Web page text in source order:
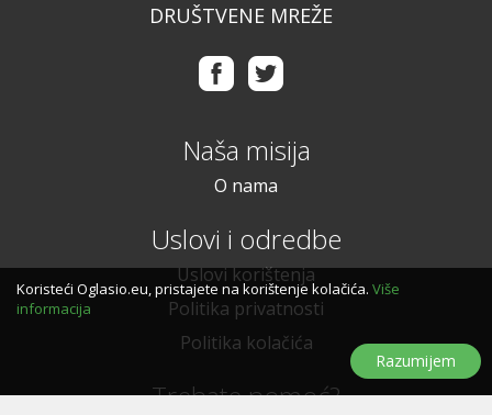
DRUŠTVENE MREŽE
Naša misija
O nama
Uslovi i odredbe
Uslovi korištenja
Politika privatnosti
Politika kolačića
Trebate pomoć?
Koristeći Oglasio.eu, pristajete na korištenje kolačića. Više
informacija
Razumijem